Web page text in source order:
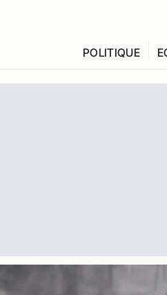
POLITIQUE